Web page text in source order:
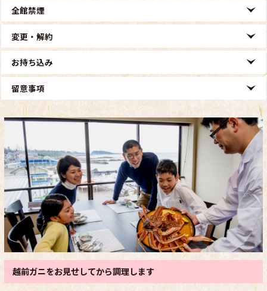
全館禁煙
変更・解約
お持ち込み
留意事項
越前ガニをお見せしてから調理します